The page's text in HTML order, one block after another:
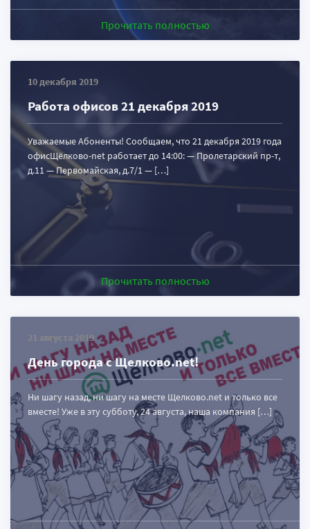
Прочитать полностью
10 декабря 2019
Работа офисов 21 декабря 2019
Уважаемые Абоненты! Сообщаем, что 21 декабря 2019 года
офисЩёлково-net работает до 14:00: — Пролетарский пр-т,
д.11 — Первомайская, д.7/1 — […]
Прочитать полностью
21 августа 2019
День города с Щелково.net!
Ни шагу назад, ни шагу на месте Щелково.net и только все
вместе! Уже в эту субботу, 24 августа, наша компания […]